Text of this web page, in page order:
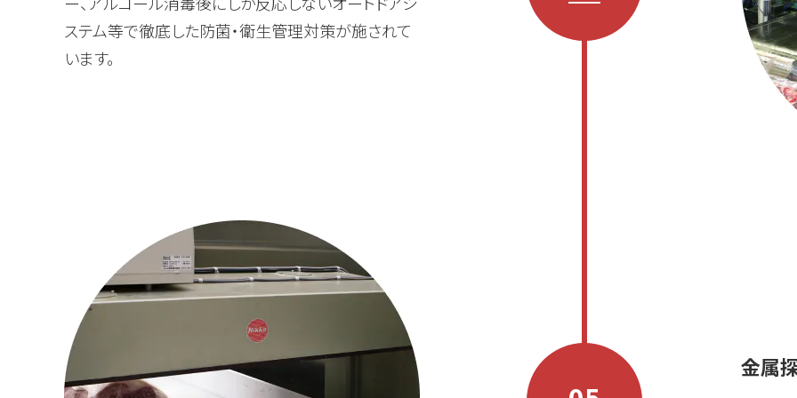
ステム等で徹底した防菌・衛生管理対策が施されて
います。
金属